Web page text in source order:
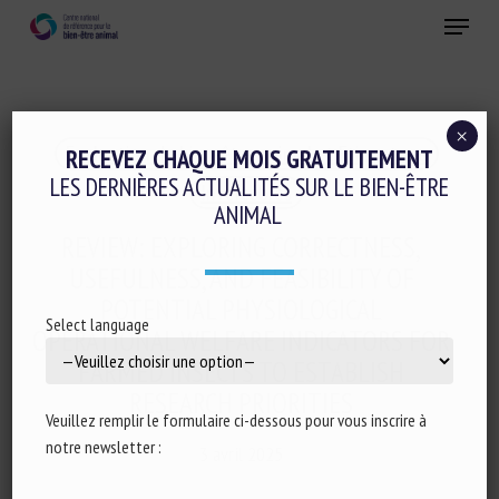
Menu
Evaluation du bien-être animal et Etiquetage
Invertébrés
USEFULNESS, AND FEASIBILITY OF
OPERATIONAL WELFARE INDICATORS FOR
FARMED INSECTS TO ESTABLISH
RECEVEZ CHAQUE MOIS GRATUITEMENT
LES DERNIÈRES ACTUALITÉS SUR LE BIEN-ÊTRE
ANIMAL
Select language
Veuillez remplir le formulaire ci-dessous pour vous inscrire à
notre newsletter :
×